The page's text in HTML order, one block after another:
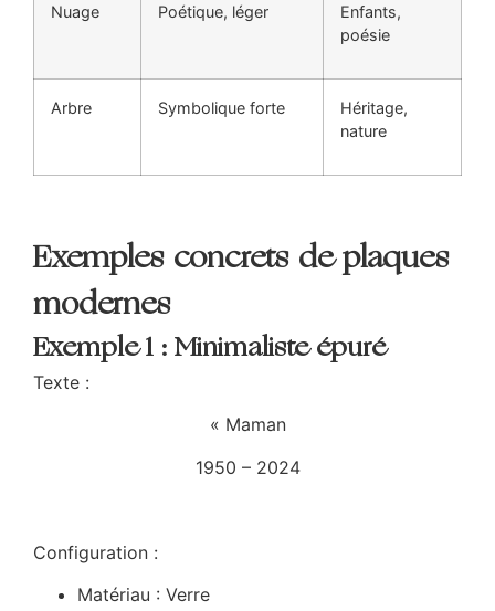
Nuage Poétique, léger
Enfants,
poésie
Arbre Symbolique forte
Héritage,
nature
Exemples concrets de plaques
modernes
Exemple 1 : Minimaliste épuré
Texte :
« Maman
1950 – 2024
Configuration :
Matériau : Verre